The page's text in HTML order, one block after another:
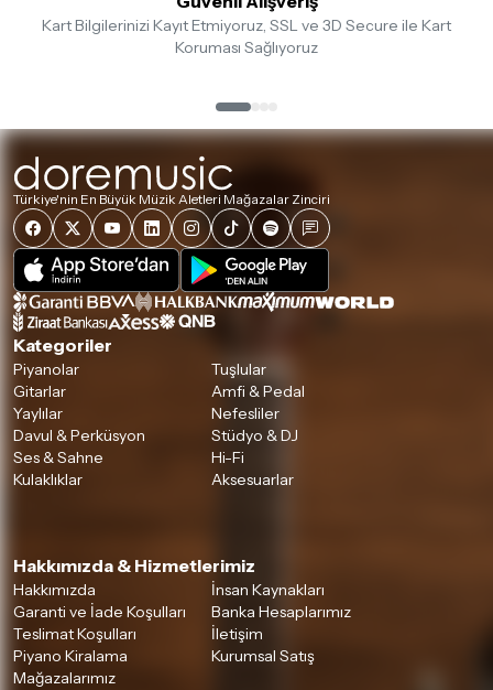
İade ve değişim koşulları, ürün kategorilerine göre farklılık
gösterebilir. Lütfen satın almadan önce ilgili ürünün
Kart Bilgilerinizi Kayıt Etmiyoruz, SSL ve 3D Secure ile Kart
Koruması Sağlıyoruz
Türkiye'nin En Büyük Müzik Aletleri Mağazalar Zinciri
Kategoriler
Piyanolar
Tuşlular
Gitarlar
Amfi & Pedal
Yaylılar
Nefesliler
Davul & Perküsyon
Stüdyo & DJ
Ses & Sahne
Hi-Fi
Kulaklıklar
Aksesuarlar
Hakkımızda & Hizmetlerimiz
Hakkımızda
İnsan Kaynakları
Garanti ve İade Koşulları
Banka Hesaplarımız
Teslimat Koşulları
İletişim
Piyano Kiralama
Kurumsal Satış
Mağazalarımız